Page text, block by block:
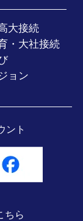
大接続
・大社接続
ョン
ント
ちら